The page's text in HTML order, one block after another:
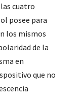
cuatro
posee para
los mismos
de la
en
que no